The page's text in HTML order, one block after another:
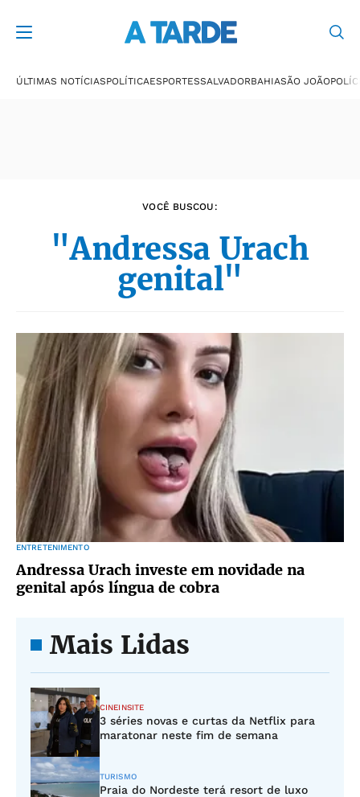
ÚLTIMAS NOTÍCIASPOLÍTICAESPORTESSALVADORBAHIASÃO JOÃO
VOCÊ BUSCOU:
"Andressa Urach
genital"
ENTRETENIMENTO
Andressa Urach investe em novidade na
genital após língua de cobra
Mais Lidas
CINEINSITE
3 séries novas e curtas da Netflix para
maratonar neste fim de semana
TURISMO
Praia do Nordeste terá resort de luxo